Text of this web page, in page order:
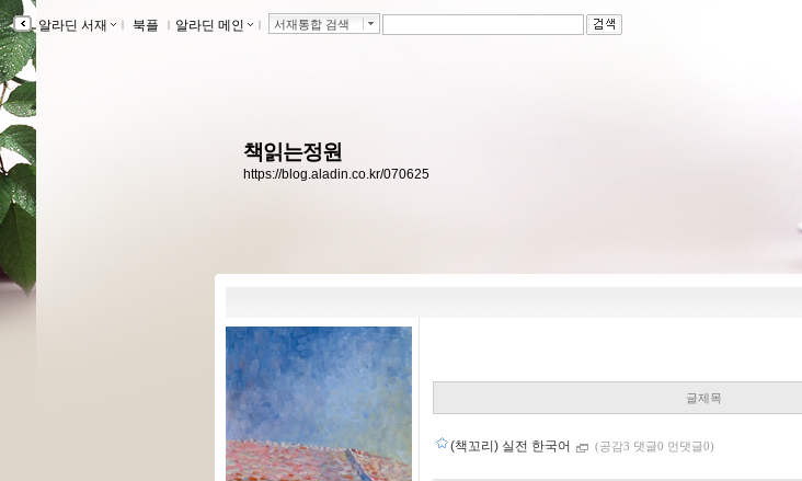
알라딘 서재 ｌ 북플 ｌ 알라딘 메인 ｌ 서재통합 검색
책읽는정원
https://blog.aladin.co.kr/070625
글제목
(책꼬리) 실전 한국어 (공감3 댓글0 먼댓글0)